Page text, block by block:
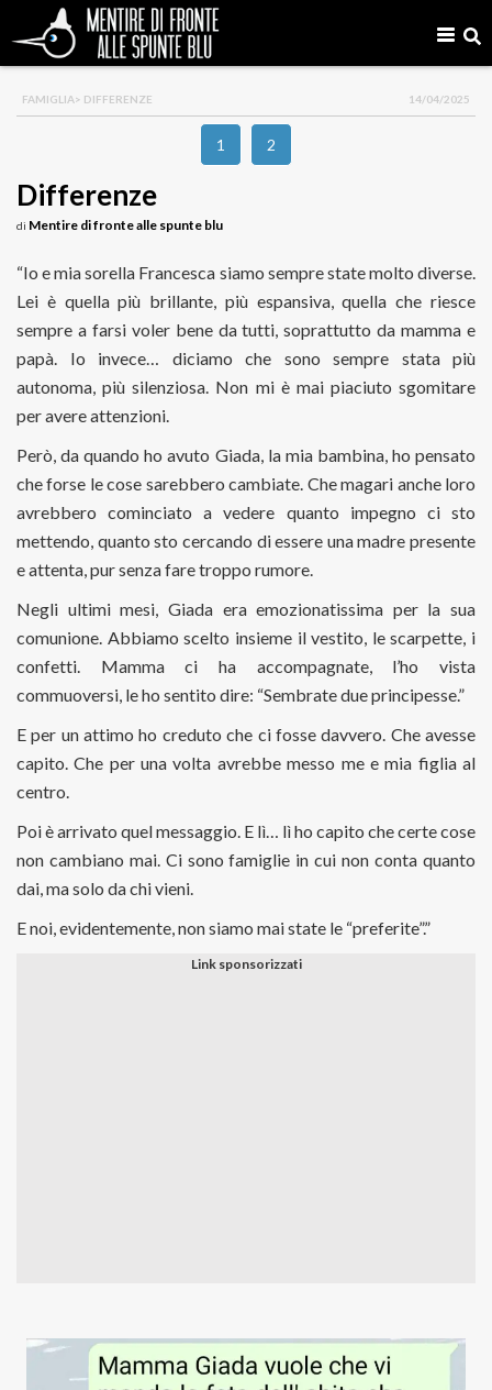
FAMIGLIA> DIFFERENZE 14/04/2025
1 2
Differenze
di Mentire di fronte alle spunte blu
“Io e mia sorella Francesca siamo sempre state molto diverse.
Lei è quella più brillante, più espansiva, quella che riesce
sempre a farsi voler bene da tutti, soprattutto da mamma e
papà. Io invece… diciamo che sono sempre stata più
autonoma, più silenziosa. Non mi è mai piaciuto sgomitare
per avere attenzioni.
Però, da quando ho avuto Giada, la mia bambina, ho pensato
che forse le cose sarebbero cambiate. Che magari anche loro
avrebbero cominciato a vedere quanto impegno ci sto
mettendo, quanto sto cercando di essere una madre presente
e attenta, pur senza fare troppo rumore.
Negli ultimi mesi, Giada era emozionatissima per la sua
comunione. Abbiamo scelto insieme il vestito, le scarpette, i
confetti. Mamma ci ha accompagnate, l’ho vista
commuoversi, le ho sentito dire: “Sembrate due principesse.”
E per un attimo ho creduto che ci fosse davvero. Che avesse
capito. Che per una volta avrebbe messo me e mia figlia al
centro.
Poi è arrivato quel messaggio. E lì… lì ho capito che certe cose
non cambiano mai. Ci sono famiglie in cui non conta quanto
dai, ma solo da chi vieni.
E noi, evidentemente, non siamo mai state le “preferite”.”